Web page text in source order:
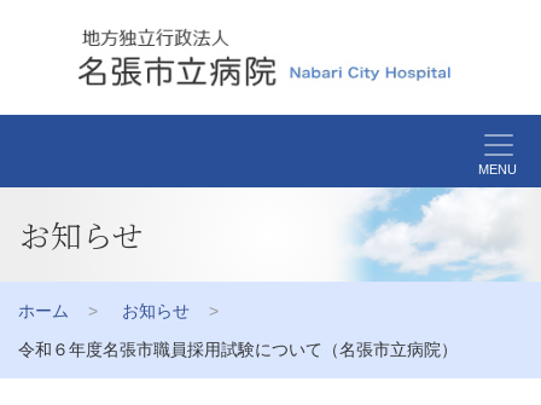
MENU
お知らせ
ホーム
お知らせ
令和６年度名張市職員採用試験について（名張市立病院）